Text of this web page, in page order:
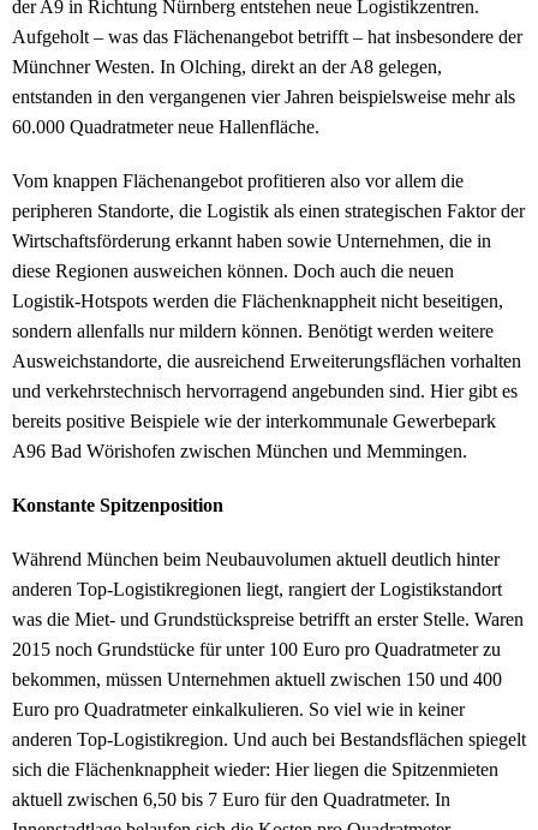
der A9 in Richtung Nürnberg entstehen neue Logistikzentren.
Aufgeholt – was das Flächenangebot betrifft – hat insbesondere der
Münchner Westen. In Olching, direkt an der A8 gelegen,
entstanden in den vergangenen vier Jahren beispielsweise mehr als
60.000 Quadratmeter neue Hallenfläche.
Vom knappen Flächenangebot profitieren also vor allem die
peripheren Standorte, die Logistik als einen strategischen Faktor der
Wirtschaftsförderung erkannt haben sowie Unternehmen, die in
diese Regionen ausweichen können. Doch auch die neuen
Logistik-Hotspots werden die Flächenknappheit nicht beseitigen,
sondern allenfalls nur mildern können. Benötigt werden weitere
Ausweichstandorte, die ausreichend Erweiterungsflächen vorhalten
und verkehrstechnisch hervorragend angebunden sind. Hier gibt es
bereits positive Beispiele wie der interkommunale Gewerbepark
A96 Bad Wörishofen zwischen München und Memmingen.
Konstante Spitzenposition
Während München beim Neubauvolumen aktuell deutlich hinter
anderen Top-Logistikregionen liegt, rangiert der Logistikstandort
was die Miet- und Grundstückspreise betrifft an erster Stelle. Waren
2015 noch Grundstücke für unter 100 Euro pro Quadratmeter zu
bekommen, müssen Unternehmen aktuell zwischen 150 und 400
Euro pro Quadratmeter einkalkulieren. So viel wie in keiner
anderen Top-Logistikregion. Und auch bei Bestandsflächen spiegelt
sich die Flächenknappheit wieder: Hier liegen die Spitzenmieten
aktuell zwischen 6,50 bis 7 Euro für den Quadratmeter. In